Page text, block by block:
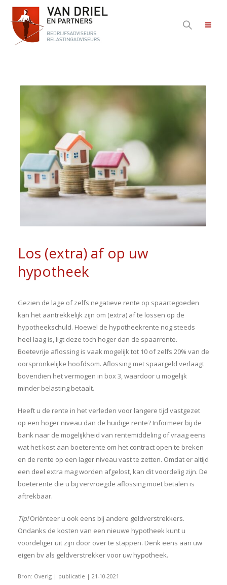
Los (extra) af op uw
hypotheek
Gezien de lage of zelfs negatieve rente op spaartegoeden
kan het aantrekkelijk zijn om (extra) af te lossen op de
hypotheekschuld. Hoewel de hypotheekrente nog steeds
heel laag is, ligt deze toch hoger dan de spaarrente.
Boetevrije aflossing is vaak mogelijk tot 10 of zelfs 20% van de
oorspronkelijke hoofdsom. Aflossing met spaargeld verlaagt
bovendien het vermogen in box 3, waardoor u mogelijk
minder belasting betaalt.
Heeft u de rente in het verleden voor langere tijd vastgezet
op een hoger niveau dan de huidige rente? Informeer bij de
bank naar de mogelijkheid van rentemiddeling of vraag eens
wat het kost aan boeterente om het contract open te breken
en de rente op een lager niveau vast te zetten. Omdat er altijd
een deel extra mag worden afgelost, kan dit voordelig zijn. De
boeterente die u bij vervroegde aflossing moet betalen is
aftrekbaar.
Tip!Oriënteer u ook eens bij andere geldverstrekkers.
Ondanks de kosten van een nieuwe hypotheek kunt u
voordeliger uit zijn door over te stappen. Denk eens aan uw
eigen bv als geldverstrekker voor uw hypotheek.
Bron: Overig | publicatie | 21-10-2021